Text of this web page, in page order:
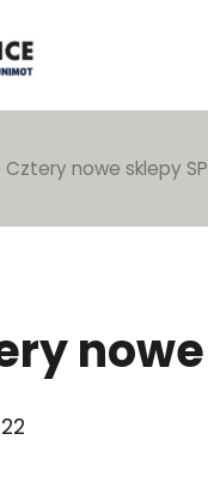
Cztery nowe sklepy